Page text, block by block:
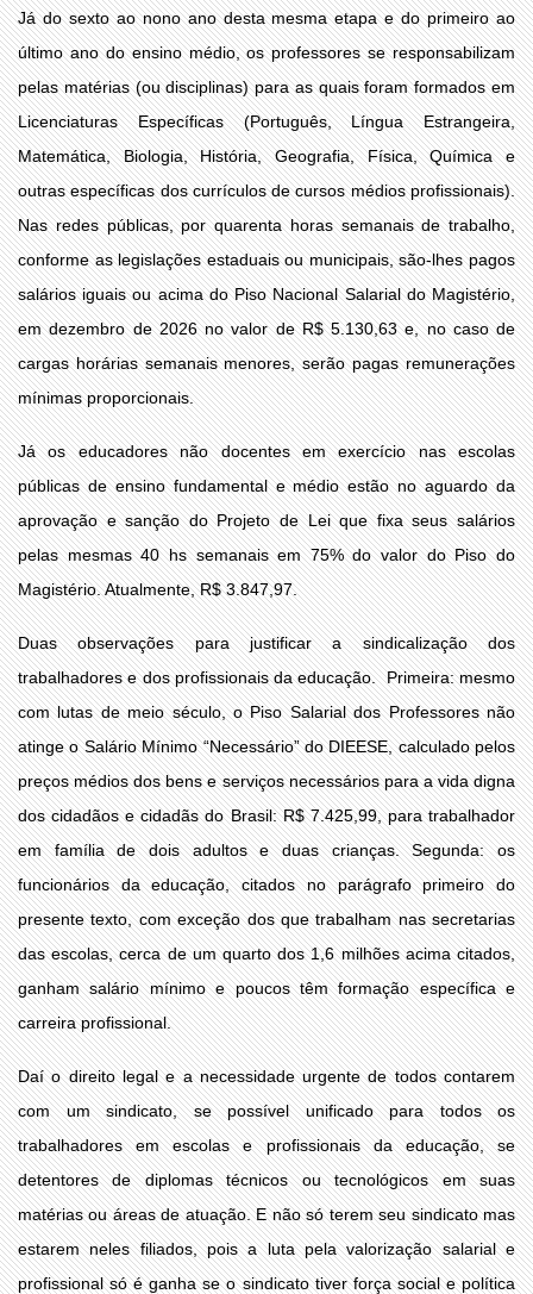
Já do sexto ao nono ano desta mesma etapa e do primeiro ao
último ano do ensino médio, os professores se responsabilizam
pelas matérias (ou disciplinas) para as quais foram formados em
Licenciaturas Específicas (Português, Língua Estrangeira,
Matemática, Biologia, História, Geografia, Física, Química e
outras específicas dos currículos de cursos médios profissionais).
Nas redes públicas, por quarenta horas semanais de trabalho,
conforme as legislações estaduais ou municipais, são-lhes pagos
salários iguais ou acima do Piso Nacional Salarial do Magistério,
em dezembro de 2026 no valor de R$ 5.130,63 e, no caso de
cargas horárias semanais menores, serão pagas remunerações
mínimas proporcionais.
Já os educadores não docentes em exercício nas escolas
públicas de ensino fundamental e médio estão no aguardo da
aprovação e sanção do Projeto de Lei que fixa seus salários
pelas mesmas 40 hs semanais em 75% do valor do Piso do
Magistério. Atualmente, R$ 3.847,97.
Duas observações para justificar a sindicalização dos
trabalhadores e dos profissionais da educação. Primeira: mesmo
com lutas de meio século, o Piso Salarial dos Professores não
atinge o Salário Mínimo “Necessário” do DIEESE, calculado pelos
preços médios dos bens e serviços necessários para a vida digna
dos cidadãos e cidadãs do Brasil: R$ 7.425,99, para trabalhador
em família de dois adultos e duas crianças. Segunda: os
funcionários da educação, citados no parágrafo primeiro do
presente texto, com exceção dos que trabalham nas secretarias
das escolas, cerca de um quarto dos 1,6 milhões acima citados,
ganham salário mínimo e poucos têm formação específica e
carreira profissional.
Daí o direito legal e a necessidade urgente de todos contarem
com um sindicato, se possível unificado para todos os
trabalhadores em escolas e profissionais da educação, se
detentores de diplomas técnicos ou tecnológicos em suas
matérias ou áreas de atuação. E não só terem seu sindicato mas
estarem neles filiados, pois a luta pela valorização salarial e
profissional só é ganha se o sindicato tiver força social e política